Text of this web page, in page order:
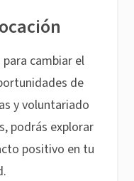
cambiar el
de
y voluntariado
podrás explorar
positivo en tu